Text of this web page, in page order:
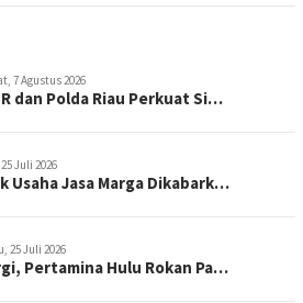
7 Agustus 2026
dan Polda Riau Perkuat Si…
Juli 2026
Usaha Jasa Marga Dikabark…
25 Juli 2026
Pertamina Hulu Rokan Pa…